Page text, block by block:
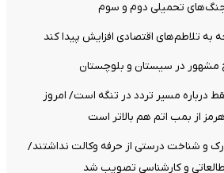
جنگ‌های تحمیلی دوم و سوم
به تلاطم‌های اقتصادی افزایش پیدا کند
درباره مسیر تردد در تنگه است/ امروز
هرمز از بمب اتم هم بالاتر است
و شناخت درستی از حرفه وکالت نداشتند/
و کارشناسی تصویب شد